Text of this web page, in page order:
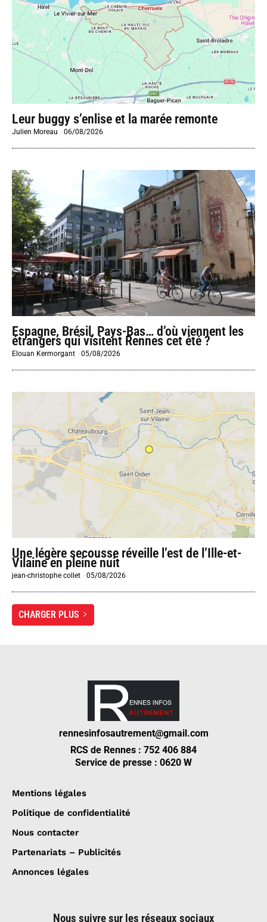
Leur buggy s’enlise et la marée remonte
Julien Moreau -06/08/2026
Espagne, Brésil, Pays-Bas… d’où viennent les
étrangers qui visitent Rennes cet été ?
Elouan Kermorgant -05/08/2026
Une légère secousse réveille l’est de l’Ille-et-
Vilaine en pleine nuit
jean-christophe collet -05/08/2026
CHARGER PLUS
rennesinfosautrement@gmail.com
RCS de Rennes : 752 406 884
Service de presse : 0620 W
Mentions légales
Politique de confidentialité
Nous contacter
Partenariats – Publicités
Annonces légales
Nous suivre sur les réseaux sociaux